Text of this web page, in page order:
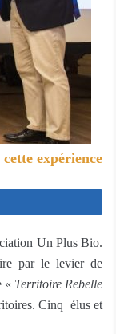
expérience
Un Plus Bio.
par le levier de
« Territoire Rebelle
Cinq élus et